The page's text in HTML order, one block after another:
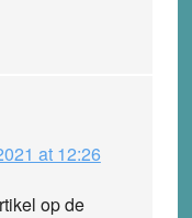
at 12:26
op de